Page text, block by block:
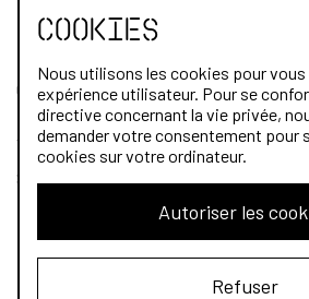
Qui sommes-nous?
Architectes
Stagiaires
Cookies
Nous utilisons les cookies pour
expérience utilisateur. Pour se
directive concernant la vie privée,
demander votre consentement pour
cookies sur votre ordinateur.
Autoriser les
Refuser